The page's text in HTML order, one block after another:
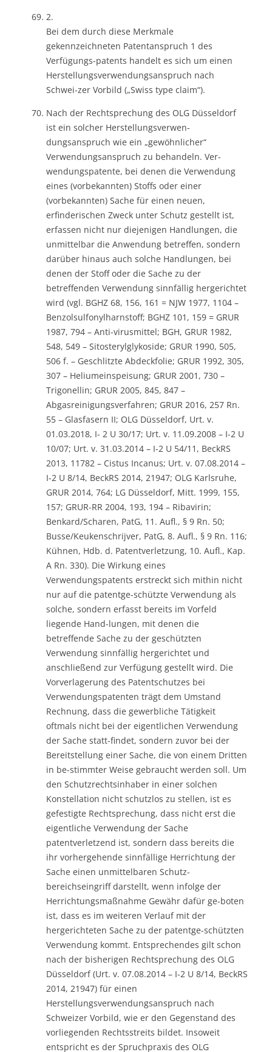
2.
Bei dem durch diese Merkmale
gekennzeichneten Patentanspruch 1 des
Verfügungs-patents handelt es sich um einen
Herstellungsverwendungsanspruch nach
Schwei-zer Vorbild („Swiss type claim“).
Nach der Rechtsprechung des OLG Düsseldorf
ist ein solcher Herstellungsverwen-
dungsanspruch wie ein „gewöhnlicher“
Verwendungsanspruch zu behandeln. Ver-
wendungspatente, bei denen die Verwendung
eines (vorbekannten) Stoffs oder einer
(vorbekannten) Sache für einen neuen,
erfinderischen Zweck unter Schutz gestellt ist,
erfassen nicht nur diejenigen Handlungen, die
unmittelbar die Anwendung betreffen, sondern
darüber hinaus auch solche Handlungen, bei
denen der Stoff oder die Sache zu der
betreffenden Verwendung sinnfällig hergerichtet
wird (vgl. BGHZ 68, 156, 161 = NJW 1977, 1104 –
Benzolsulfonylharnstoff; BGHZ 101, 159 = GRUR
1987, 794 – Anti-virusmittel; BGH, GRUR 1982,
548, 549 – Sitosterylglykoside; GRUR 1990, 505,
506 f. – Geschlitzte Abdeckfolie; GRUR 1992, 305,
307 – Heliumeinspeisung; GRUR 2001, 730 –
Trigonellin; GRUR 2005, 845, 847 –
Abgasreinigungsverfahren; GRUR 2016, 257 Rn.
55 – Glasfasern II; OLG Düsseldorf, Urt. v.
01.03.2018, I- 2 U 30/17; Urt. v. 11.09.2008 – I-2 U
10/07; Urt. v. 31.03.2014 – I-2 U 54/11, BeckRS
2013, 11782 – Cistus Incanus; Urt. v. 07.08.2014 –
I-2 U 8/14, BeckRS 2014, 21947; OLG Karlsruhe,
GRUR 2014, 764; LG Düsseldorf, Mitt. 1999, 155,
157; GRUR-RR 2004, 193, 194 – Ribavirin;
Benkard/Scharen, PatG, 11. Aufl., § 9 Rn. 50;
Busse/Keukenschrijver, PatG, 8. Aufl., § 9 Rn. 116;
Kühnen, Hdb. d. Patentverletzung, 10. Aufl., Kap.
A Rn. 330). Die Wirkung eines
Verwendungspatents erstreckt sich mithin nicht
nur auf die patentge-schützte Verwendung als
solche, sondern erfasst bereits im Vorfeld
liegende Hand-lungen, mit denen die
betreffende Sache zu der geschützten
Verwendung sinnfällig hergerichtet und
anschließend zur Verfügung gestellt wird. Die
Vorverlagerung des Patentschutzes bei
Verwendungspatenten trägt dem Umstand
Rechnung, dass die gewerbliche Tätigkeit
oftmals nicht bei der eigentlichen Verwendung
der Sache statt-findet, sondern zuvor bei der
Bereitstellung einer Sache, die von einem Dritten
in be-stimmter Weise gebraucht werden soll. Um
den Schutzrechtsinhaber in einer solchen
Konstellation nicht schutzlos zu stellen, ist es
gefestigte Rechtsprechung, dass nicht erst die
eigentliche Verwendung der Sache
patentverletzend ist, sondern dass bereits die
ihr vorhergehende sinnfällige Herrichtung der
Sache einen unmittelbaren Schutz-
bereichseingriff darstellt, wenn infolge der
Herrichtungsmaßnahme Gewähr dafür ge-boten
ist, dass es im weiteren Verlauf mit der
hergerichteten Sache zu der patentge-schützten
Verwendung kommt. Entsprechendes gilt schon
nach der bisherigen Rechtsprechung des OLG
Düsseldorf (Urt. v. 07.08.2014 – I-2 U 8/14, BeckRS
2014, 21947) für einen
Herstellungsverwendungsanspruch nach
Schweizer Vorbild, wie er den Gegenstand des
vorliegenden Rechtsstreits bildet. Insoweit
entspricht es der Spruchpraxis des OLG